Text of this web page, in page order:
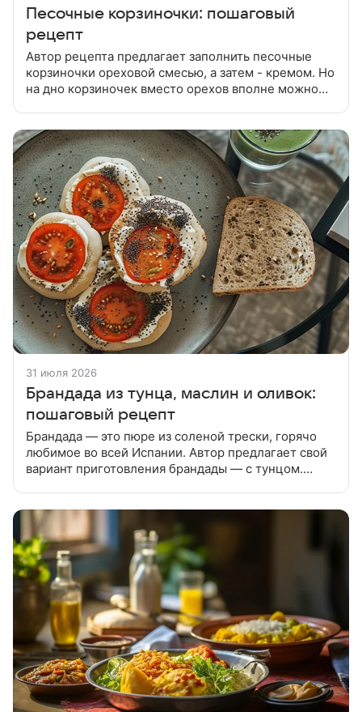
Песочные корзиночки: пошаговый
рецепт
Автор рецепта предлагает заполнить песочные
корзиночки ореховой смесью, а затем - кремом. Но
на дно корзиночек вместо орехов вполне можно
31 июля 2026
Брандада из тунца, маслин и оливок:
пошаговый рецепт
Брандада — это пюре из соленой трески, горячо
любимое во всей Испании. Автор предлагает свой
вариант приготовления брандады — с тунцом.